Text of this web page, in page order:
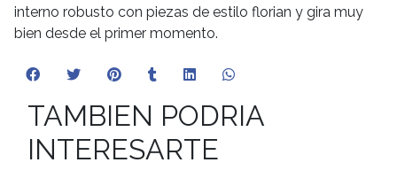
interno robusto con piezas de estilo florian y gira muy
bien desde el primer momento.
TAMBIEN PODRIA
INTERESARTE